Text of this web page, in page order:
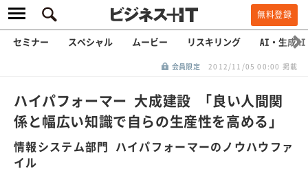
無料登録
セミナー スペシャル ムービー リスキリング AI・生成AI
会員限定 2012/11/05 00:00 掲載
ハイパフォーマー 大成建設 「良い人間関
係と幅広い知識で自らの生産性を高める」
情報システム部門 ハイパフォーマーのノウハウファ
イル